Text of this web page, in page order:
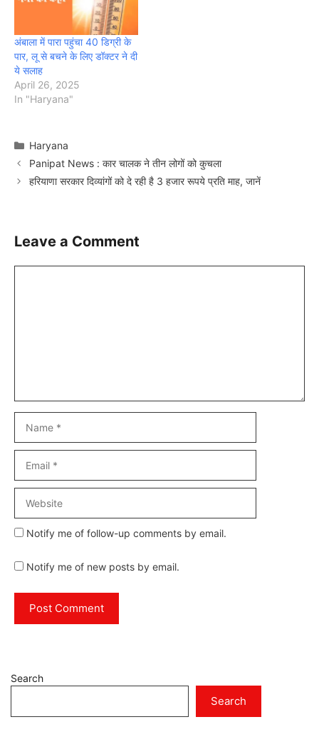
अंबाला में पारा पहुंचा 40 डिग्री के
पार, लू से बचने के लिए डॉक्टर ने दी
ये सलाह
April 26, 2025
In "Haryana"
Categories
Haryana
Panipat News : कार चालक ने तीन लोगों को कुचला
हरियाणा सरकार दिव्यांगों को दे रही है 3 हजार रूपये प्रति माह, जानें
Leave a Comment
Notify me of follow-up comments by email.
Notify me of new posts by email.
Search
Search